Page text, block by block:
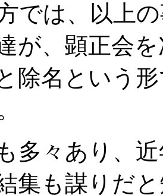
では、以上
が、顕正会
除名という
多々あり、
も謀りだと